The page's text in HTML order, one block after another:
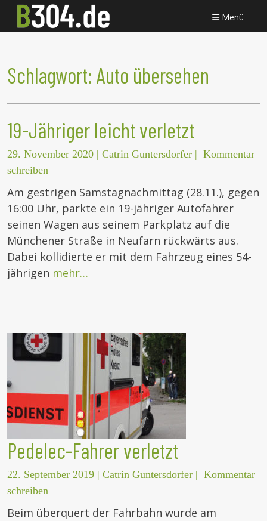
Menü
Schlagwort: Auto übersehen
19-Jähriger leicht verletzt
29. November 2020 | Catrin Guntersdorfer | Kommentar
schreiben
Am gestrigen Samstagnachmittag (28.11.), gegen
16:00 Uhr, parkte ein 19-jähriger Autofahrer
seinen Wagen aus seinem Parkplatz auf die
Münchener Straße in Neufarn rückwärts aus.
Dabei kollidierte er mit dem Fahrzeug eines 54-
jährigen mehr…
Pedelec-Fahrer verletzt
22. September 2019 | Catrin Guntersdorfer | Kommentar
schreiben
Beim überquert der Fahrbahn wurde am